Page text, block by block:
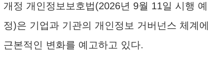
개정 개인정보보호법(2026년 9월 11일 시행 예
정)은 기업과 기관의 개인정보 거버넌스 체계에
근본적인 변화를 예고하고 있다.